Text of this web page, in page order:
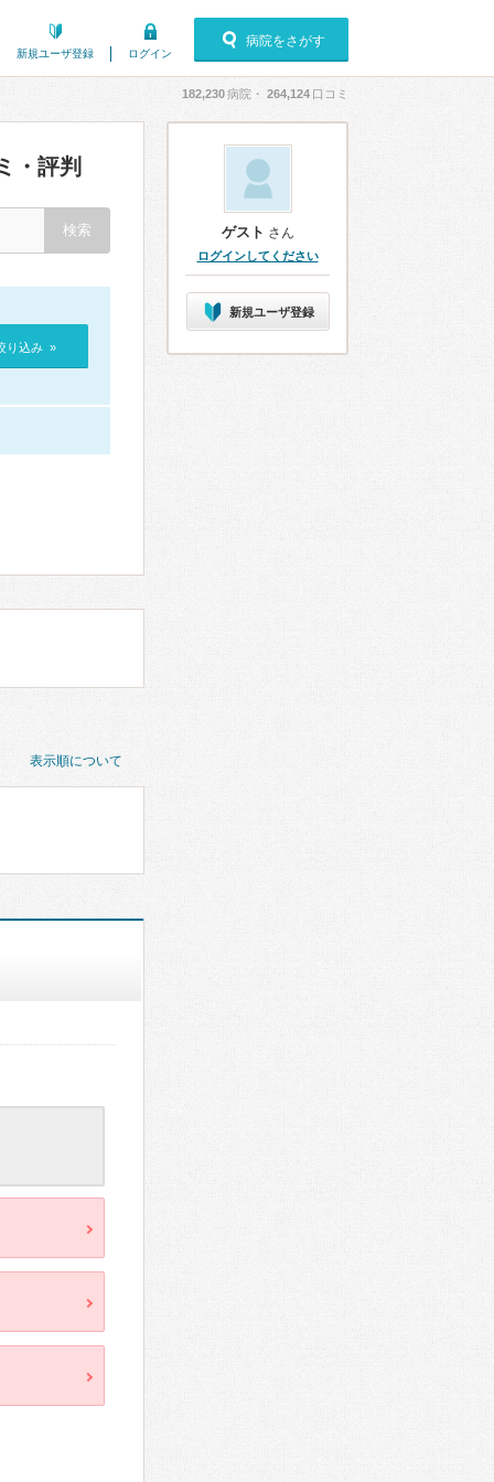
新規ユーザ登録 ログイン
病院をさがす
182,230病院・ 264,124 口コミ
・評判
り込み »
表示順について
ゲスト さん
ログインしてください
新規ユーザ登録